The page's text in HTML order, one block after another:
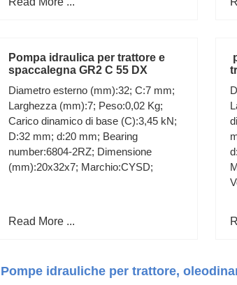
Pompa idraulica per trattore e
spaccalegna GR2 C 55 DX
Diametro esterno (mm):32; C:7 mm;
Larghezza (mm):7; Peso:0,02 Kg;
Carico dinamico di base (C):3,45 kN;
D:32 mm; d:20 mm; Bearing
number:6804-2RZ; Dimensione
(mm):20x32x7; Marchio:CYSD;
Read More ...
Pompe idrauliche per trattore,